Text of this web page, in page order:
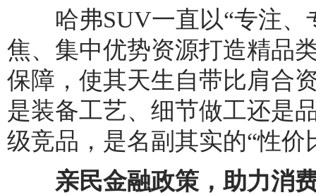
哈弗SUV一直以“专注、
焦、集中优势资源打造精品
保障，使其天生自带比肩合
是装备工艺、细节做工还是
级竞品，是名副其实的“性价
亲民金融政策，助力消费